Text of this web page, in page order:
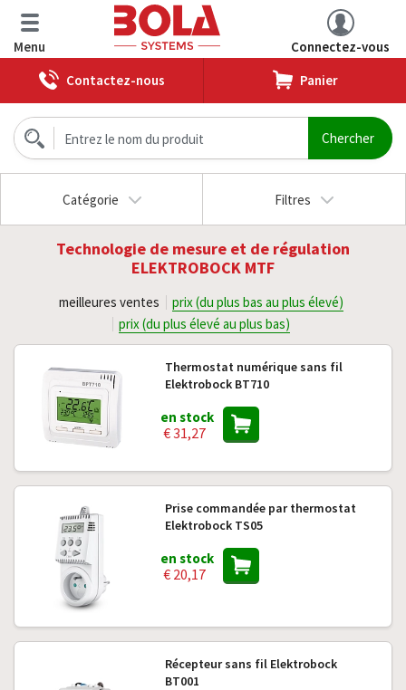
Menu
Connectez-vous
Contactez-nous
Panier
Catégorie Filtres
Technologie de mesure et de régulation
ELEKTROBOCK MTF
meilleures ventes
prix (du plus bas au plus élevé)
prix (du plus élevé au plus bas)
Thermostat numérique sans fil
Elektrobock BT710
en stock
€ 31,27
Prise commandée par thermostat
Elektrobock TS05
en stock
€ 20,17
Récepteur sans fil Elektrobock
BT001